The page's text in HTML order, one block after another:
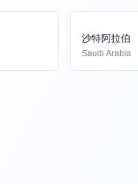
沙特阿拉伯
Saudi Arabia